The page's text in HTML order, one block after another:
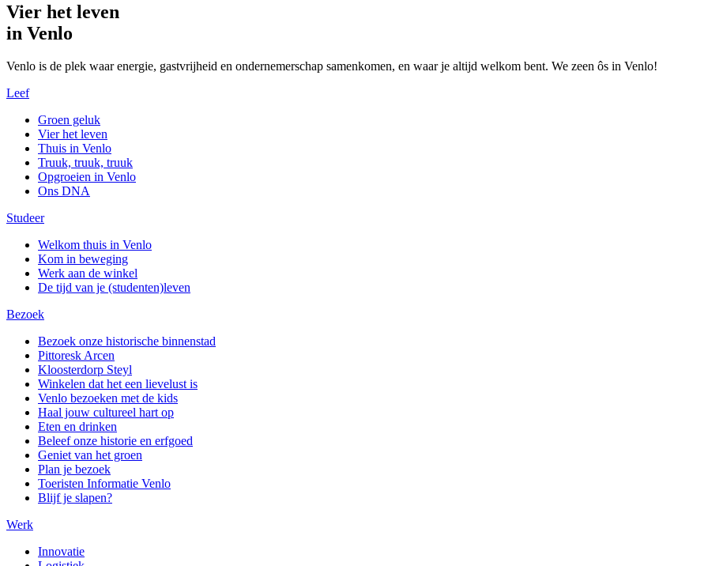
Vier het leven
in Venlo
Venlo is de plek waar energie, gastvrijheid en ondernemerschap samenkomen, en waar je altijd welkom bent. We zeen ôs in Venlo!
Leef
Groen geluk
Vier het leven
Thuis in Venlo
Truuk, truuk, truuk
Opgroeien in Venlo
Ons DNA
Studeer
Welkom thuis in Venlo
Kom in beweging
Werk aan de winkel
De tijd van je (studenten)leven
Bezoek
Bezoek onze historische binnenstad
Pittoresk Arcen
Kloosterdorp Steyl
Winkelen dat het een lievelust is
Venlo bezoeken met de kids
Haal jouw cultureel hart op
Eten en drinken
Beleef onze historie en erfgoed
Geniet van het groen
Plan je bezoek
Toeristen Informatie Venlo
Blijf je slapen?
Werk
Innovatie